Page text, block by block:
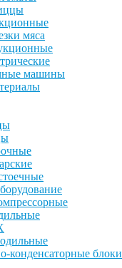
мяса
машины
конденсаторные блоки